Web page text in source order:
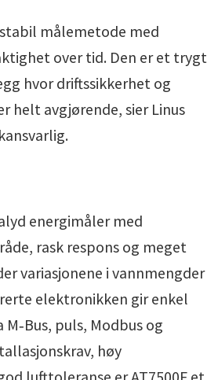
målemetode med
over tid. Den er et trygt
hvor driftssikkerhet og
helt avgjørende, sier Linus
energimåler med
rask respons og meget
variasjonene i vannmengder
elektronikken gir enkel
puls, Modbus og
høy